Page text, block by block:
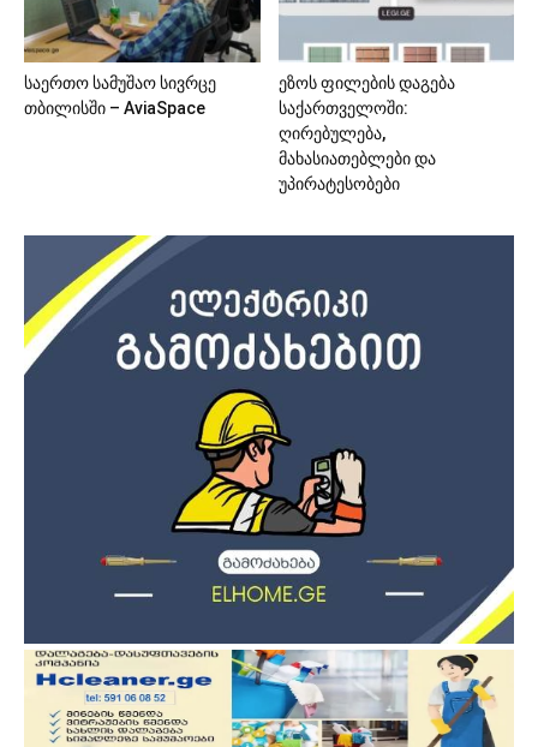
საერთო სამუშაო სივრცე
თბილისში – AviaSpace
ეზოს ფილების დაგება
საქართველოში:
ღირებულება,
მახასიათებლები და
უპირატესობები